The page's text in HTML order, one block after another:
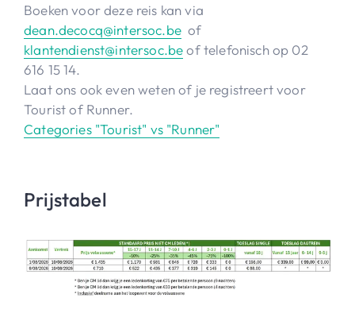
Boeken voor deze reis kan via
dean.decocq@intersoc.beof
klantendienst@intersoc.beof telefonisch op 02
616 15 14.
Laat ons ook even weten of je registreert voor
Tourist of Runner.
Categories "Tourist" vs "Runner"
Prijstabel